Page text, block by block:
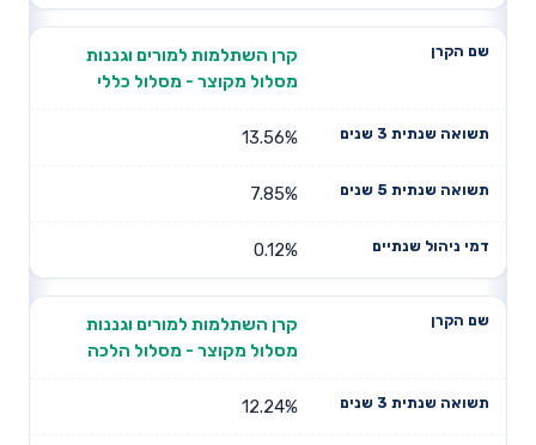
קרן השתלמות למורים וגננות
מסלול מקוצר - מסלול כללי
13.56%
7.85%
0.12%
קרן השתלמות למורים וגננות
מסלול מקוצר - מסלול הלכה
12.24%